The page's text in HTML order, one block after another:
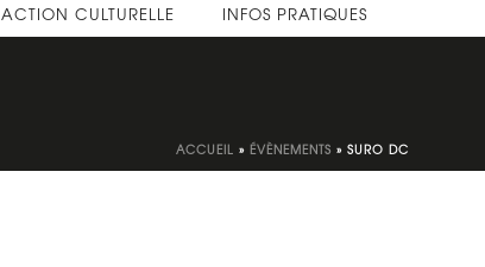
ACTION CULTURELLE INFOS PRATIQUES
ACCUEIL » ÉVÈNEMENTS » SURO DC